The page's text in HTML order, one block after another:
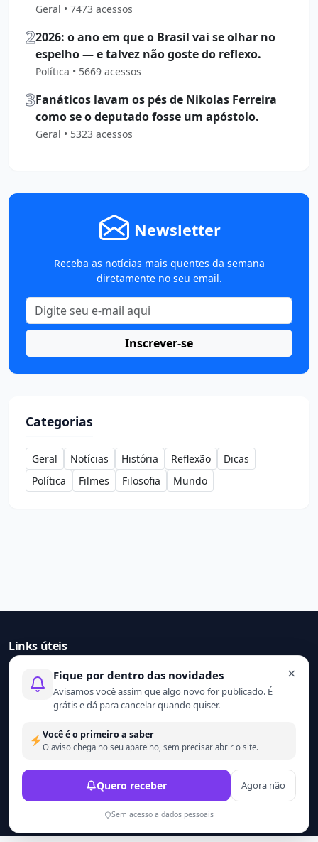
Geral • 7473 acessos
22026: o ano em que o Brasil vai se olhar no
espelho — e talvez não goste do reflexo.
Política • 5669 acessos
3Fanáticos lavam os pés de Nikolas Ferreira
como se o deputado fosse um apóstolo.
Geral • 5323 acessos
Newsletter
Receba as notícias mais quentes da semana
diretamente no seu email.
Inscrever-se
Categorias
Geral Notícias História Reflexão
Dicas
Política
Filmes Filosofia Mundo
Links úteis
Início
Contato
Sobre nós
Termo de uso
Política de privacidade
© 2021 - 2026 Ler mais. Todos os direitos reservados.
Desenvolvido porWesley Catula.
×
Fique por dentro das novidades
Avisamos você assim que algo novo for publicado. É
grátis e dá para cancelar quando quiser.
Você é o primeiro a saber
O aviso chega no seu aparelho, sem precisar abrir o site.
Quero receber Agora não
Sem acesso a dados pessoais